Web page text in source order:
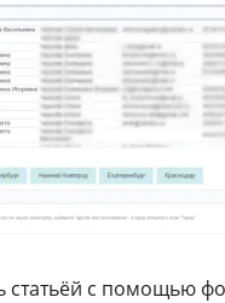
статьёй с помощью